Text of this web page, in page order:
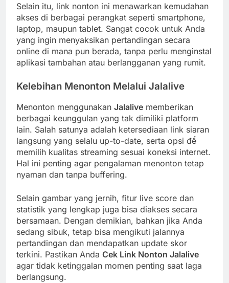
Selain itu, link nonton ini menawarkan kemudahan
akses di berbagai perangkat seperti smartphone,
laptop, maupun tablet. Sangat cocok untuk Anda
yang ingin menyaksikan pertandingan secara
online di mana pun berada, tanpa perlu menginstal
aplikasi tambahan atau berlangganan yang rumit.
Kelebihan Menonton Melalui Jalalive
Menonton menggunakan Jalalive memberikan
berbagai keunggulan yang tak dimiliki platform
lain. Salah satunya adalah ketersediaan link siaran
langsung yang selalu up-to-date, serta opsi để
memilih kualitas streaming sesuai koneksi internet.
Hal ini penting agar pengalaman menonton tetap
nyaman dan tanpa buffering.
Selain gambar yang jernih, fitur live score dan
statistik yang lengkap juga bisa diakses secara
bersamaan. Dengan demikian, bahkan jika Anda
sedang sibuk, tetap bisa mengikuti jalannya
pertandingan dan mendapatkan update skor
terkini. Pastikan Anda Cek Link Nonton Jalalive
agar tidak ketinggalan momen penting saat laga
berlangsung.